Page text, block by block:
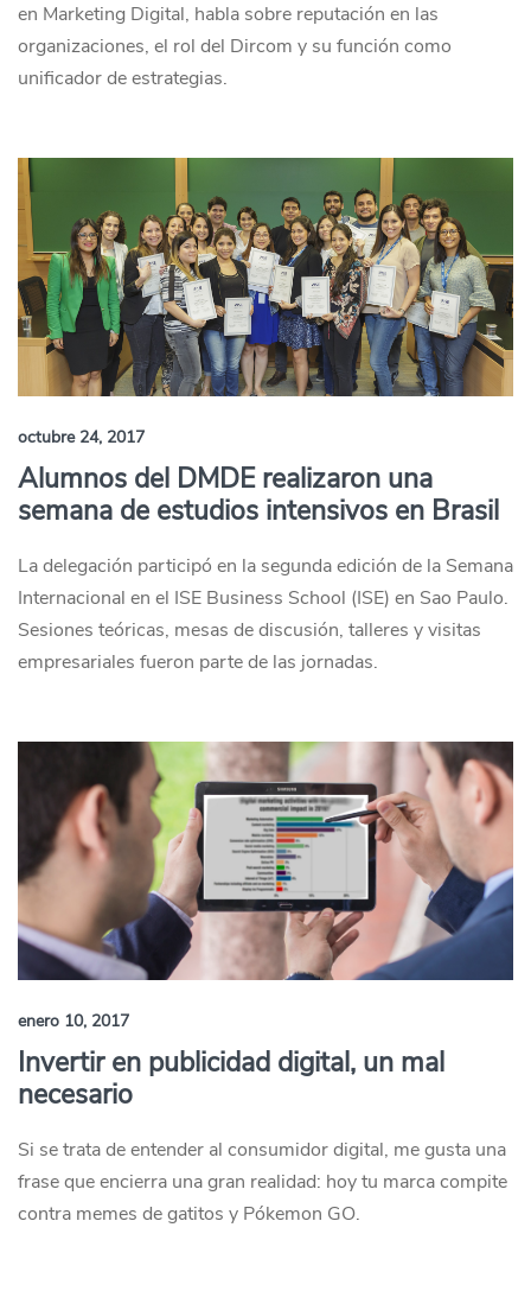
en Marketing Digital, habla sobre reputación en las
organizaciones, el rol del Dircom y su función como
unificador de estrategias.
octubre 24, 2017
Alumnos del DMDE realizaron una
semana de estudios intensivos en Brasil
La delegación participó en la segunda edición de la Semana
Internacional en el ISE Business School (ISE) en Sao Paulo.
Sesiones teóricas, mesas de discusión, talleres y visitas
empresariales fueron parte de las jornadas.
enero 10, 2017
Invertir en publicidad digital, un mal
necesario
Si se trata de entender al consumidor digital, me gusta una
frase que encierra una gran realidad: hoy tu marca compite
contra memes de gatitos y Pókemon GO.